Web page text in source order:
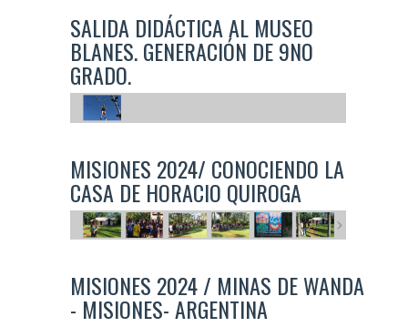
SALIDA DIDÁCTICA AL MUSEO
BLANES. GENERACIÓN DE 9NO
GRADO.
MISIONES 2024/ CONOCIENDO LA
CASA DE HORACIO QUIROGA
MISIONES 2024 / MINAS DE WANDA
- MISIONES- ARGENTINA